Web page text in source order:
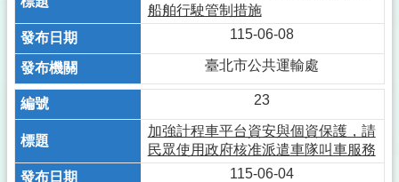
船舶行駛管制措施
115-06-08
臺北市公共運輸處
23
加強計程車平台資安與個資保護，請
民眾使用政府核准派遣車隊叫車服務
115-06-04